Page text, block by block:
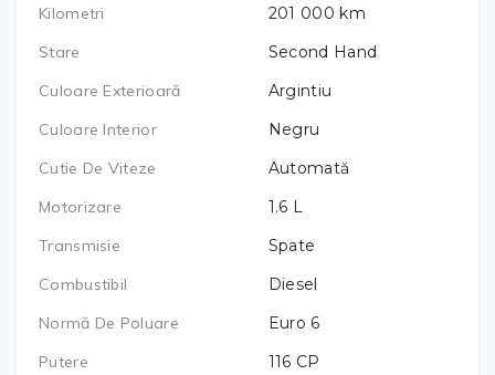
Kilometri
201 000 km
Stare
Second Hand
Culoare Exterioară
Argintiu
Culoare Interior
Negru
Cutie De Viteze
Automată
Motorizare
1.6 L
Transmisie
Spate
Combustibil
Diesel
Normă De Poluare
Euro 6
Putere
116 CP